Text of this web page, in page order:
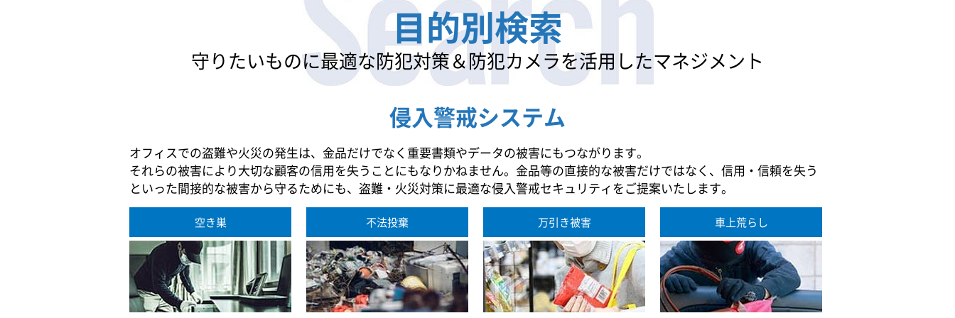
目的別検索
守りたいものに最適な防犯対策＆防犯カメラを活用したマネジメント
侵入警戒システム
オフィスでの盗難や火災の発生は、金品だけでなく重要書類やデータの被害にもつながります。
それらの被害により大切な顧客の信用を失うことにもなりかねません。金品等の直接的な被害だけではなく、信用・信頼を失う
といった間接的な被害から守るためにも、盗難・火災対策に最適な侵入警戒セキュリティをご提案いたします。
空き巣 不法投棄 万引き被害 車上荒らし